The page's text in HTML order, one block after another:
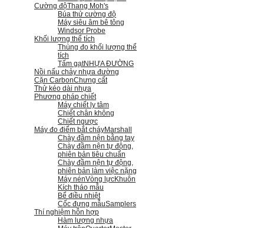
Cường độThang Moh's
Búa thử cường độ
Máy siêu âm bê tông
Windsor Probe
Khối lượng thể tích
Thùng đo khối lượng thể
tích
Tấm gạtNHỰA ĐƯỜNG
Nồi nấu chảy nhựa đường
Cặn CarbonChưng cất
Thử kéo dài nhựa
Phương pháp chiết
Máy chiết ly tâm
Chiết chân không
Chiết ngược
Máy đo điểm bắt cháyMarshall
Chày đầm nện bằng tay
Chày đầm nện tự động,
phiên bản tiêu chuẩn
Chày đầm nện tự động,
phiên bản làm việc nặng
Máy nénVòng lựcKhuôn
Kích tháo mẫu
Bể điều nhiệt
Cốc đựng mẫuSamplers
Thí nghiệm hỗn hợp
Hàm lượng nhựa